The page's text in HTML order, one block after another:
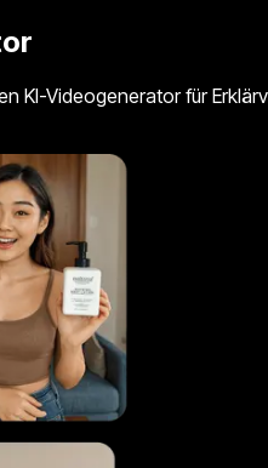
KI-Videogenerator für